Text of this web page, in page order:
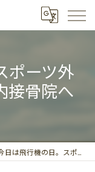
ポーツ外
接骨院へ
は飛行機の日。スポーツ外傷、半月板損傷は庄内接骨院へ